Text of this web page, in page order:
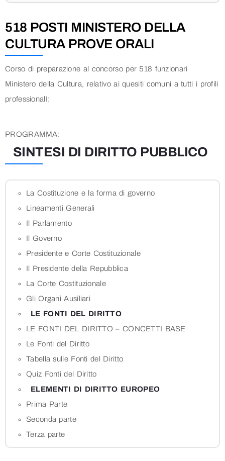
518 POSTI MINISTERO DELLA
CULTURA PROVE ORALI
Corso di preparazione al concorso per 518 funzionari
Ministero della Cultura, relativo ai quesiti comuni a tutti i profili
professionalI:
PROGRAMMA:
SINTESI DI DIRITTO PUBBLICO
La Costituzione e la forma di governo
Lineamenti Generali
Il Parlamento
Il Governo
Presidente e Corte Costituzionale
Il Presidente della Repubblica
La Corte Costituzionale
Gli Organi Ausiliari
LE FONTI DEL DIRITTO
LE FONTI DEL DIRITTO – CONCETTI BASE
Le Fonti del Diritto
Tabella sulle Fonti del Diritto
Quiz Fonti del Diritto
ELEMENTI DI DIRITTO EUROPEO
Prima Parte
Seconda parte
Terza parte